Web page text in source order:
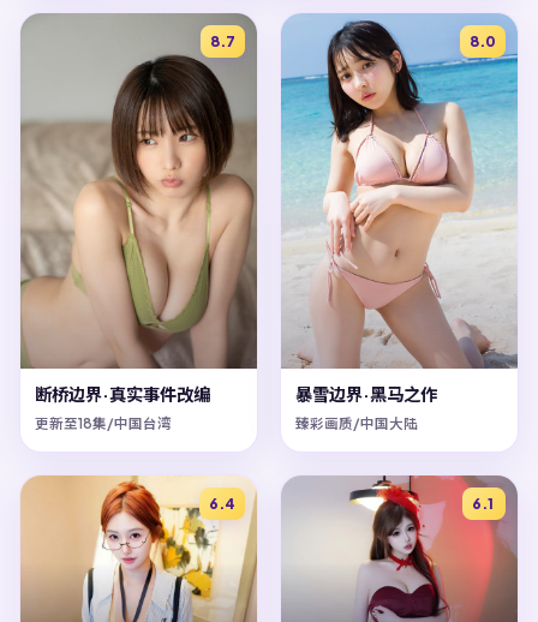
8.7
断桥边界·真实事件改编
更新至18集/中国台湾
8.0
暴雪边界·黑马之作
臻彩画质/中国大陆
6.4 6.1